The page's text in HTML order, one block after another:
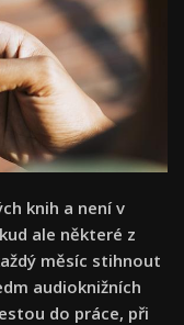
knih a není v
ale některé z
měsíc stihnout
audioknižních
do práce, při